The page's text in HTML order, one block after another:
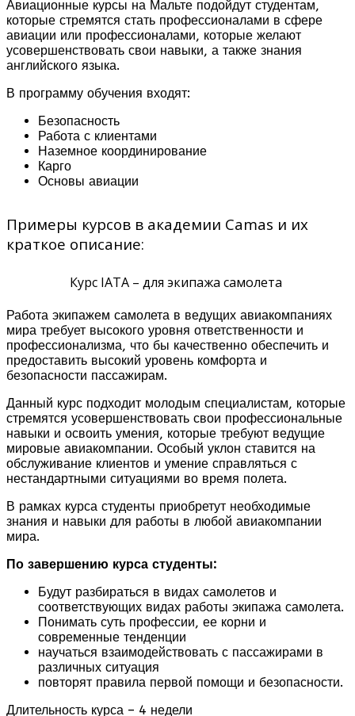
Авиационные курсы на Мальте подойдут студентам,
которые стремятся стать профессионалами в сфере
авиации или профессионалами, которые желают
усовершенствовать свои навыки, а также знания
английского языка.
В программу обучения входят:
Безопасность
Работа с клиентами
Наземное координирование
Карго
Основы авиации
Примеры курсов в академии Camas и их
краткое описание:
Курс IATA – для экипажа самолета
Работа экипажем самолета в ведущих авиакомпаниях
мира требует высокого уровня ответственности и
профессионализма, что бы качественно обеспечить и
предоставить высокий уровень комфорта и
безопасности пассажирам.
Данный курс подходит молодым специалистам, которые
стремятся усовершенствовать свои профессиональные
навыки и освоить умения, которые требуют ведущие
мировые авиакомпании. Особый уклон ставится на
обслуживание клиентов и умение справляться с
нестандартными ситуациями во время полета.
В рамках курса студенты приобретут необходимые
знания и навыки для работы в любой авиакомпании
мира.
По завершению курса студенты:
Будут разбираться в видах самолетов и
соответствующих видах работы экипажа самолета.
Понимать суть профессии, ее корни и
современные тенденции
научаться взаимодействовать с пассажирами в
различных ситуация
повторят правила первой помощи и безопасности.
Длительность курса – 4 недели